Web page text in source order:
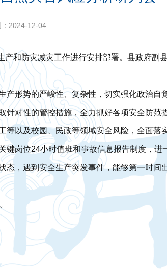
：2024-12-04
和防灾减灾工作进行安排部署。县政府副
形势的严峻性、复杂性，切实强化政治自
对性的管控措施，全力抓好各项安全防范
以及校园、民政等领域安全风险，全面落
岗位24小时值班和事故信息报告制度，进
，遇到安全生产突发事件，能够第一时间